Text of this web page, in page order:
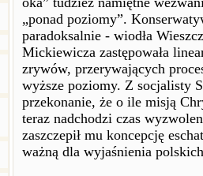
„ponad poziomy”.
paradoksalnie - wiodła
Mickiewicza zastępowała
zrywów, przerywających
wyższe poziomy. Z socjalisty
przekonanie, że o ile misją
teraz nadchodzi czas
zaszczepił mu koncepcję
ważną dla wyjaśnienia